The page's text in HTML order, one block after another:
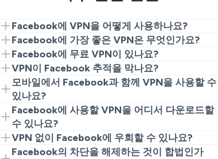
Facebook에 VPN을 어떻게 사용하나요?
VeePN을 설치하고, 서버에 연결한 다음, Facebook을
열기만 하면 됩니다. Facebook에 VPN을 사용하는 방법
을 알고 싶다면 이렇게 간단합니다.
Facebook에 가장 좋은 VPN은 무엇인가요?
고속, 개인 정보 보호 및 유출 방지를 검색하세요.
VeePN은 이 모든 것을 제공합니다. 이로 인해
Facebook에서 사용할 수 있는 최고의 VPN 중 하나입니
다.
Facebook에 무료 VPN이 있나요?
일부 제공업체는 그들이 말하는 "Facebook에 가장 좋은
무료 VPN"을 홍보합니다. 하지만 이러한 옵션은 대역폭
을 제한하고, 개인 트래픽을 모니터링하며, 네트워크 속
도를 느리게 하고, 개인 데이터를 제3자에게 판매합니
다. VeePN은 그렇게 위험하지 않은 대안입니다.
VPN이 Facebook 추적을 막나요?
좋은 VPN은 개인 IP 주소를 숨기고 정보를 암호화하여
Facebook과 광고주가 당신의 활동을 덜 인식하도록 합
니다.
모바일에서 Facebook과 함께 VPN을 사용할 수
있나요?
물론입니다. iOS 또는 Android 용 Facebook VPN 앱을
다운로드하고 연결한 다음, 안전하게 탐색하세요.
Facebook에 사용할 VPN을 어디서 다운로드할
수 있나요?
우리 웹사이트나 앱 스토어에서 VeePN을 다운로드하
세요. Facebook을 위한 하나의 다운로드 VPN은 최대
VPN 없이 Facebook에 우회할 수 있나요?
프록시 사이트, 미러 애플리케이션, DNS 구성 또는 네트
Facebook의 차단을 해제하는 것이 합법인가